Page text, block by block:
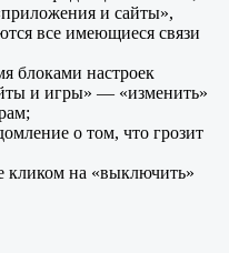
и сайты»,
все имеющиеся связи
блоками настроек
и игры» — «изменить»
о том, что грозит
кликом на «выключить»